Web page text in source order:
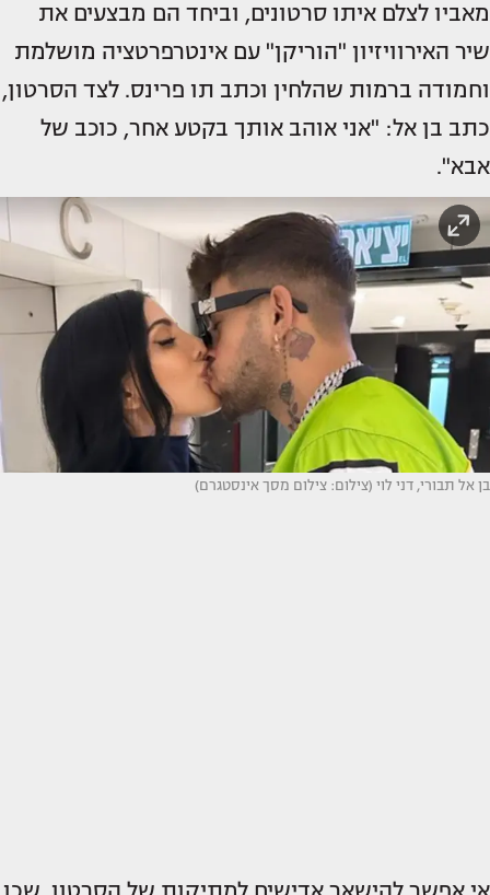
מאביו לצלם איתו סרטונים, וביחד הם מבצעים את
שיר האירוויזיון "הוריקן" עם אינטרפרטציה מושלמת
וחמודה ברמות שהלחין וכתב תו פרינס. לצד הסרטון,
כתב בן אל: "אני אוהב אותך בקטע אחר, כוכב של
אבא".
בן אל תבורי, דני לוי (צילום: צילום מסך אינסטגרם)